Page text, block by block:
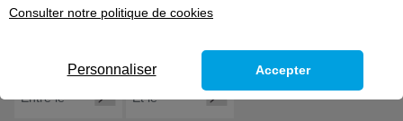
Consulter notre politique de cookies
Personnaliser Accepter